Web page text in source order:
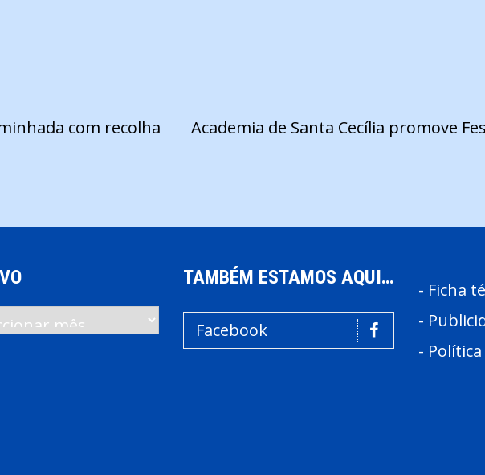
com recolha
Academia de Santa Cecília promove
TAMBÉM ESTAMOS AQUI…
Facebook
- Ficha
-
-